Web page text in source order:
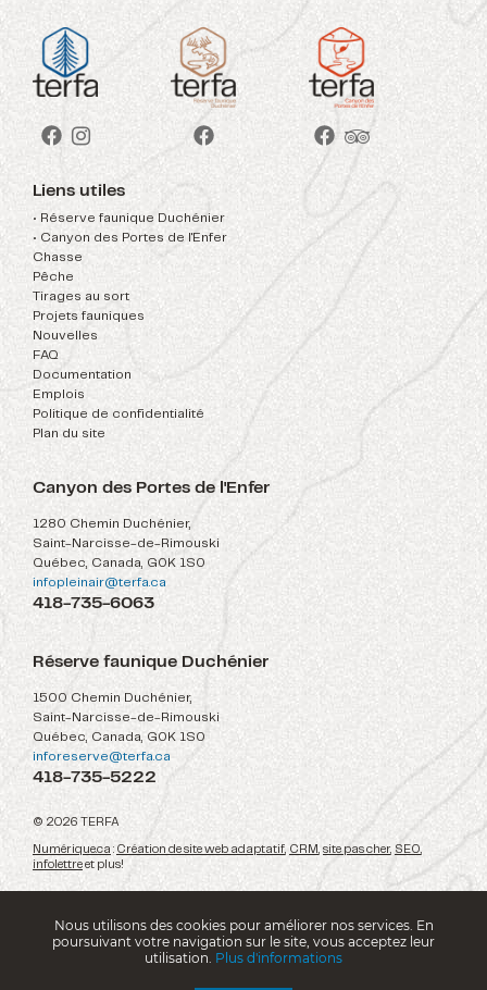
Liens utiles
• Réserve faunique Duchénier
Nouvelles
• Canyon des Portes de l'Enfer
FAQ
Chasse
Documentation
Pêche
Emplois
Tirages au sort
Politique de confidentialité
Projets fauniques
Plan du site
Canyon des Portes de l'Enfer
1280 Chemin Duchénier,
Saint-Narcisse-de-Rimouski
Québec, Canada, G0K 1S0
infopleinair@terfa.ca
418-735-6063
Réserve faunique Duchénier
1500 Chemin Duchénier,
Saint-Narcisse-de-Rimouski
Québec, Canada, G0K 1S0
inforeserve@terfa.ca
418-735-5222
© 2026 TERFA
Numérique.ca : Création de site web adaptatif CRM site pas cher, SEO
infolettre et plus!
Nous utilisons des cookies pour améliorer nos services. En
poursuivant votre navigation sur le site, vous acceptez leur
utilisation. Plus d'informations